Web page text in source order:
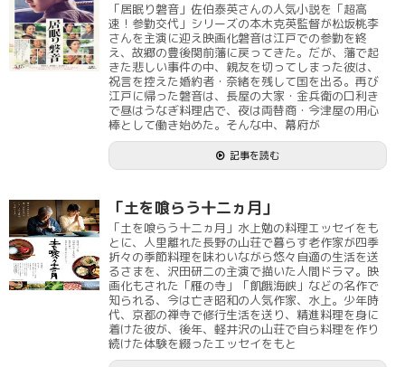
「居眠り磐音」佐伯泰英さんの人気小説を「超高
速！参勤交代」シリーズの本木克英監督が松坂桃李
さんを主演に迎え映画化磐音は江戸での参勤を終
え、故郷の豊後関前藩に戻ってきた。だが、藩で起
きた悲しい事件の中、親友を切ってしまった彼は、
祝言を控えた婚約者・奈緒を残して国を出る。再び
江戸に帰った磐音は、長屋の大家・金兵衛の口利き
で昼はうなぎ料理店で、夜は両替商・今津屋の用心
棒として働き始めた。そんな中、幕府が
記事を読む
「土を喰らう十二ヵ月」
「土を喰らう十二ヵ月」水上勉の料理エッセイをも
とに、人里離れた長野の山荘で暮らす老作家が四季
折々の季節料理を味わいながら悠々自適の生活を送
るさまを、沢田研二の主演で描いた人間ドラマ。映
画化もされた「雁の寺」「飢餓海峡」などの名作で
知られる、今は亡き昭和の人気作家、水上。少年時
代、京都の禅寺で修行生活を送り、精進料理を身に
着けた彼が、後年、軽井沢の山荘で自ら料理を作り
続けた体験を綴ったエッセイをもと